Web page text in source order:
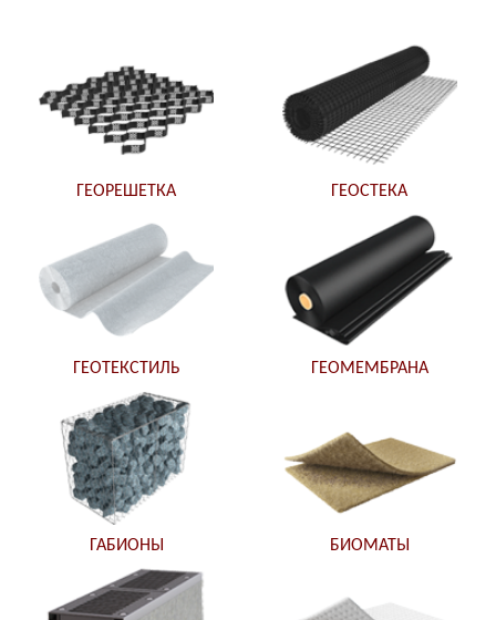
ГЕОРЕШЕТКА ГЕОСТЕКА
ГЕОТЕКСТИЛЬ ГЕОМЕМБРАНА
ГАБИОНЫ БИОМАТЫ